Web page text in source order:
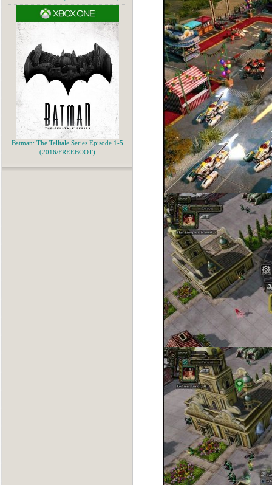
Batman: The Telltale Series Episode 1-5
(2016/FREEBOOT)